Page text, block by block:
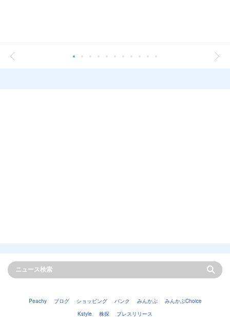
Peachy ブログ ショッピング バンク みんかぶ
みんかぶChoice
Kstyle
株探 プレスリリース